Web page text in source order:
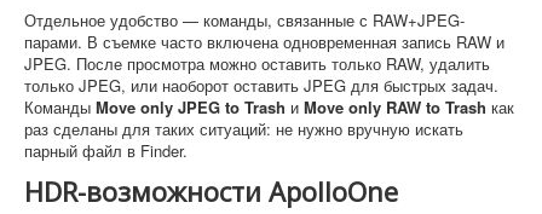
Отдельное удобство — команды, связанные с RAW+JPEG-
парами. В съемке часто включена одновременная запись RAW и
JPEG. После просмотра можно оставить только RAW, удалить
только JPEG, или наоборот оставить JPEG для быстрых задач.
Команды Move only JPEG to Trash и Move only RAW to Trash как
раз сделаны для таких ситуаций: не нужно вручную искать
парный файл в Finder.
HDR-возможности ApolloOne